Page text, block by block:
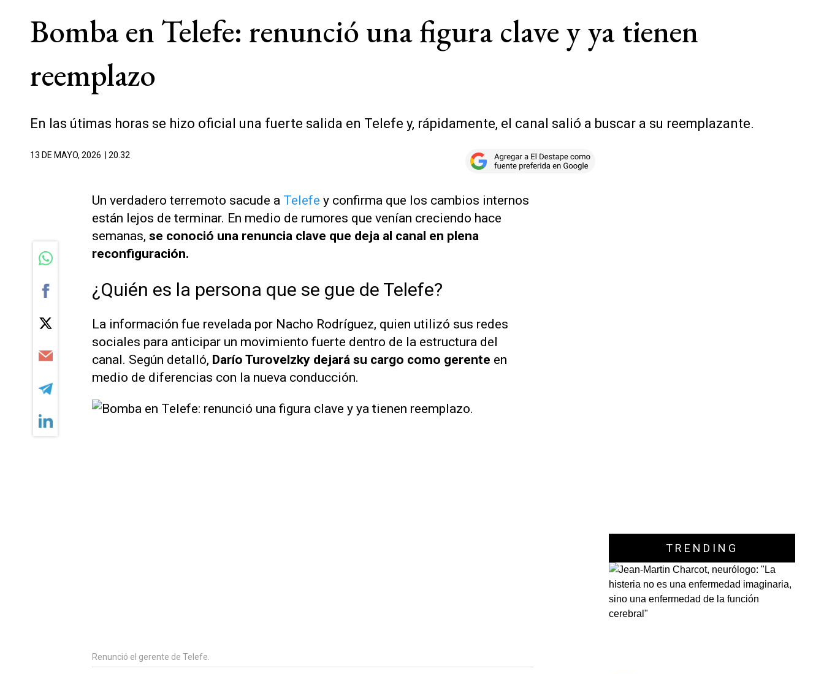
Bomba en Telefe: renunció una figura clave y ya tienen
reemplazo
En las útimas horas se hizo oficial una fuerte salida en Telefe y, rápidamente, el canal salió a buscar a su reemplazante.
13 DE MAYO, 2026 | 20.32
Un verdadero terremoto sacude a Telefe y confirma que los cambios internos
están lejos de terminar. En medio de rumores que venían creciendo hace
semanas, se conoció una renuncia clave que deja al canal en plena
reconfiguración.
¿Quién es la persona que se gue de Telefe?
La información fue revelada por Nacho Rodríguez, quien utilizó sus redes
sociales para anticipar un movimiento fuerte dentro de la estructura del
canal. Según detalló, Darío Turovelzky dejará su cargo como gerente en
medio de diferencias con la nueva conducción.
Renunció el gerente de Telefe.
TRENDING